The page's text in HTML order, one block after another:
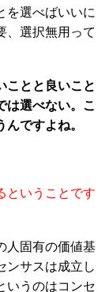
を選べばいいに
、選択無用って
ことと良いこと
は選べない。こ
ですよね。
いうことです
人固有の価値基
ンサスは成立し
いうのはコンセ